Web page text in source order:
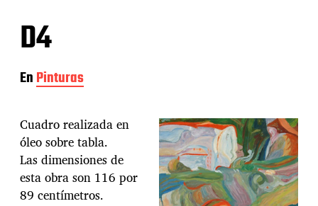
D4
EnPinturas
Cuadro realizada en
óleo sobre tabla.
Las dimensiones de
esta obra son 116 por
89 centímetros.